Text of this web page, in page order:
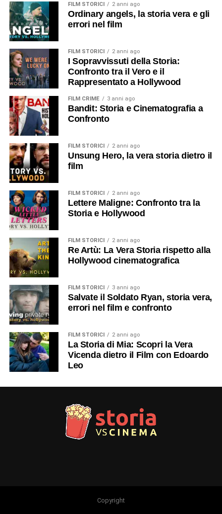
FILM STORICI 2 anni ago
Ordinary angels, la storia vera e gli
errori nel film
FILM STORICI 2 anni ago
I Sopravvissuti della Storia:
Confronto tra il Vero e il
Rappresentato a Hollywood
FILM CRIME 3 anni ago
Bandit: Storia e Cinematografia a
Confronto
FILM STORICI 2 anni ago
Unsung Hero, la vera storia dietro il
film
FILM STORICI 2 anni ago
Lettere Maligne: Confronto tra la
Storia e Hollywood
FILM STORICI 2 anni ago
Re Artù: La Vera Storia rispetto alla
Hollywood cinematografica
FILM STORICI 3 anni ago
Salvate il Soldato Ryan, storia vera,
errori nel film e confronto
FILM STORICI 2 anni ago
La Storia di Mia: Scopri la Vera
Vicenda dietro il Film con Edoardo
Leo
Copyright